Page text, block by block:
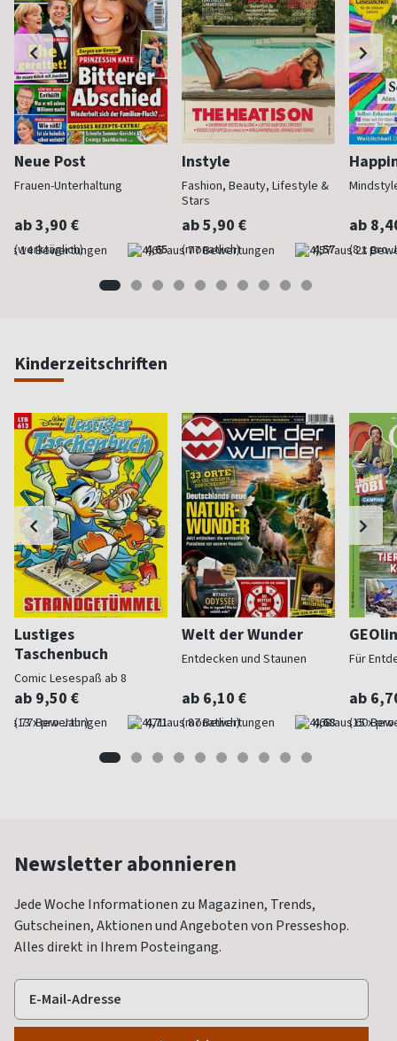
Neue Post
Frauen-Unterhaltung
ab 3,90 €
(werktäglich) 4,65
Instyle
Fashion, Beauty, Lifestyle &
Stars
ab 5,90 €
(monatlich) 4,57
ab
(8 x pro
Kinderzeitschriften
Lustiges
Taschenbuch
Comic Lesespaß ab 8
ab 9,50 €
(13 x pro Jahr) 4,71
Welt der Wunder
Entdecken und Staunen
ab 6,10 €
(monatlich) 4,68
Für
ab
(15 x
Newsletter abonnieren
Jede Woche Informationen zu Magazinen, Trends,
Gutscheinen, Aktionen und Angeboten von Presseshop.
Alles direkt in Ihrem Posteingang.